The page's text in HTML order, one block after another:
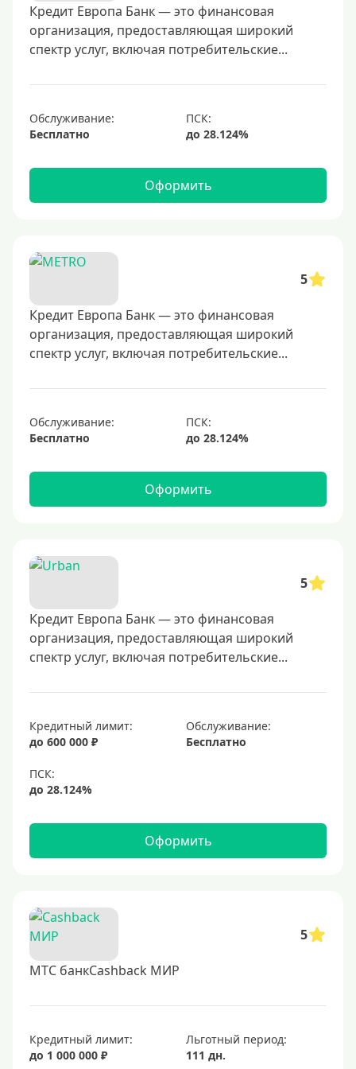
40000 руб
50000 руб
60000 руб
70000 руб
100000 руб
350000 руб
500000 руб
600000 руб
700000 руб
1000000 руб
С небольшим лимитом
С большим лимитом
Тип карты
Visa
UnionPay
Мир
Platinum
Золотые
Черные
Виртуальные
С бонусами
С кэшбэком на АЗС
С милями
Цель
Для игр
Для покупок
Для путешествий
Кредит Европа Банк — это финансовая
организация, предоставляющая широкий
спектр услуг, включая потребительские...
Обслуживание:
Бесплатно
Оформить
5
Кредит Европа Банк — это финансовая
организация, предоставляющая широкий
спектр услуг, включая потребительские...
Обслуживание:
Бесплатно
Оформить
5
Кредит Европа Банк — это финансовая
организация, предоставляющая широкий
спектр услуг, включая потребительские...
Кредитный лимит:
до 600 000 ₽
Обслуживание:
Бесплатно
Оформить
5
МТС банкCashback МИР
Кредитный лимит:
до 1 000 000 ₽
Льготный период:
111 дн.